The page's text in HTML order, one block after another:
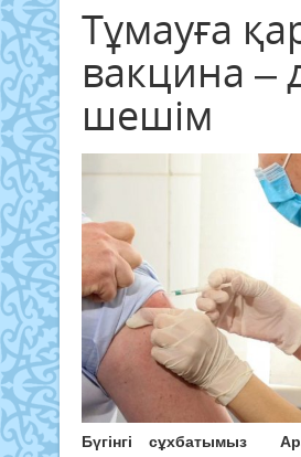
Тұмауға
вакцина –
шешім
Бүгінгі сұхбатымыз